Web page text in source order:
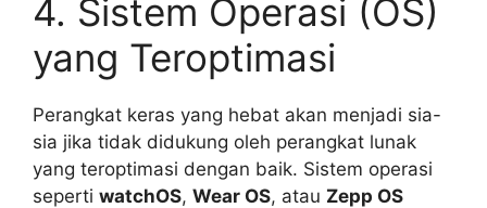
4. Sistem Operasi (OS)
yang Teroptimasi
Perangkat keras yang hebat akan menjadi sia-
sia jika tidak didukung oleh perangkat lunak
yang teroptimasi dengan baik. Sistem operasi
seperti watchOS, Wear OS, atau Zepp OS